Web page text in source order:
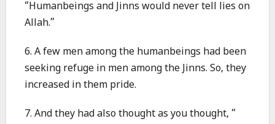
“Humanbeings and Jinns would never tell lies on
Allah.”
6. A few men among the humanbeings had been
seeking refuge in men among the Jinns. So, they
increased in them pride.
7. And they had also thought as you thought, “